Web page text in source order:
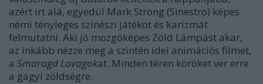
azért írt alá, egyedül Mark Strong (Sinestro) képes
némi tényleges színészi játékot és karizmát
felmutatni. Aki jó mozgóképes Zöld Lámpást akar,
az inkább nézze meg a szintén idei animációs filmet,
a Smaragd Lovagokat. Minden téren köröket ver erre
a gagyi zöldségre.